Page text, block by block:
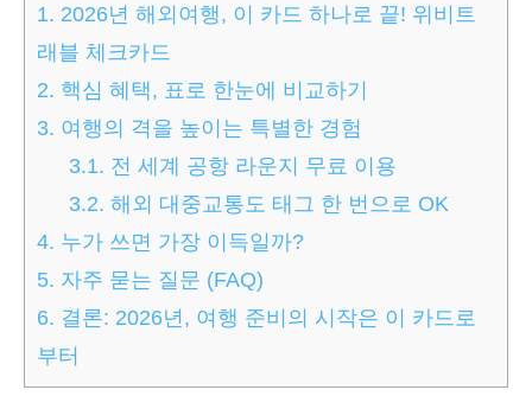
1. 2026년 해외여행, 이 카드 하나로 끝! 위비트
래블 체크카드
2. 핵심 혜택, 표로 한눈에 비교하기
3. 여행의 격을 높이는 특별한 경험
3.1. 전 세계 공항 라운지 무료 이용
3.2. 해외 대중교통도 태그 한 번으로 OK
4. 누가 쓰면 가장 이득일까?
5. 자주 묻는 질문 (FAQ)
6. 결론: 2026년, 여행 준비의 시작은 이 카드로
부터